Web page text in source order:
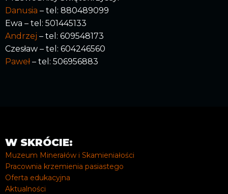
Danusia – tel: 880489099
Ewa – tel: 501445133
Andrzej – tel: 609548173
Czesław – tel: 604246560
Paweł– tel: 506956883
W SKRÓCIE:
Muzeum Minerałów i Skamieniałości
Pracownia krzemienia pasiastego
Oferta edukacyjna
Aktualności